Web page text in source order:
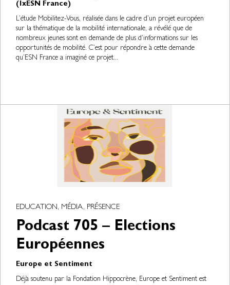
(IxESN France)
L’étude Mobilitez-Vous, réalisée dans le cadre d’un projet européen
sur la thématique de la mobilité internationale, a révélé que de
nombreux jeunes sont en demande de plus d’informations sur les
opportunités de mobilité. C’est pour répondre à cette demande
qu’ESN France a imaginé ce projet...
EDUCATION, MÉDIA, PRÉSENCE
Podcast 705 – Elections
Européennes
Europe et Sentiment
Déjà soutenu par la Fondation Hippocrène, Europe et Sentiment est